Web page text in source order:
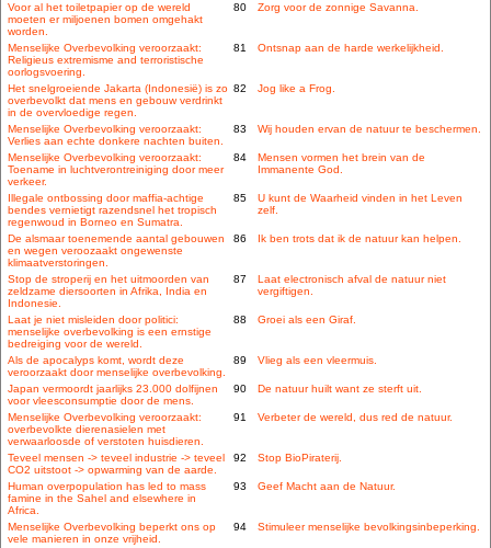
Voor al het toiletpapier op de wereld
moeten er miljoenen bomen omgehakt
worden.
80 Zorg voor de zonnige Savanna.
Menselijke Overbevolking veroorzaakt:
Religieus extremisme and terroristische
oorlogsvoering.
81 Ontsnap aan de harde werkelijkheid.
Het snelgroeiende Jakarta (Indonesië) is zo
overbevolkt dat mens en gebouw verdrinkt
in de overvloedige regen.
82 Jog like a Frog.
Menselijke Overbevolking veroorzaakt:
Verlies aan echte donkere nachten buiten.
83 Wij houden ervan de natuur te beschermen.
Menselijke Overbevolking veroorzaakt:
Toename in luchtverontreiniging door meer
verkeer.
84
Mensen vormen het brein van de
Immanente God.
Illegale ontbossing door maffia-achtige
bendes vernietigt razendsnel het tropisch
regenwoud in Borneo en Sumatra.
85
U kunt de Waarheid vinden in het Leven
zelf.
De alsmaar toenemende aantal gebouwen
en wegen veroozaakt ongewenste
klimaatverstoringen.
86 Ik ben trots dat ik de natuur kan helpen.
Stop de stroperij en het uitmoorden van
zeldzame diersoorten in Afrika, India en
Indonesie.
87
Laat electronisch afval de natuur niet
vergiftigen.
Laat je niet misleiden door politici:
menselijke overbevolking is een ernstige
bedreiging voor de wereld.
88 Groei als een Giraf.
Als de apocalyps komt, wordt deze
veroorzaakt door menselijke overbevolking.
89 Vlieg als een vleermuis.
Japan vermoordt jaarlijks 23.000 dolfijnen
voor vleesconsumptie door de mens.
90 De natuur huilt want ze sterft uit.
Menselijke Overbevolking veroorzaakt:
overbevolkte dierenasielen met
verwaarloosde of verstoten huisdieren.
91 Verbeter de wereld, dus red de natuur.
Teveel mensen -> teveel industrie -> teveel
CO2 uitstoot -> opwarming van de aarde.
92 Stop BioPiraterij.
Human overpopulation has led to mass
famine in the Sahel and elsewhere in
Africa.
93 Geef Macht aan de Natuur.
Menselijke Overbevolking beperkt ons op
vele manieren in onze vrijheid.
94 Stimuleer menselijke bevolkingsinbeperking.